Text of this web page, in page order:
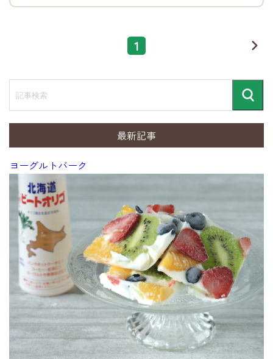
1ペー
目
次
記
事
検
索
最新記事
ヨーグルトバーク